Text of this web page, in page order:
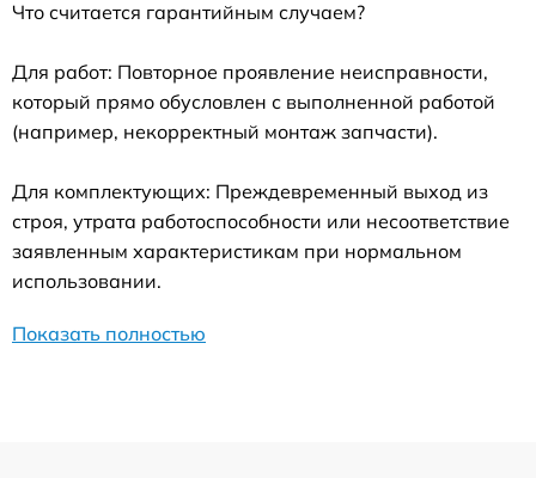
Что считается гарантийным случаем?
Для работ: Повторное проявление неисправности,
который прямо обусловлен с выполненной работой
(например, некорректный монтаж запчасти).
Для комплектующих: Преждевременный выход из
строя, утрата работоспособности или несоответствие
заявленным характеристикам при нормальном
использовании.
Показать полностью